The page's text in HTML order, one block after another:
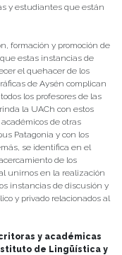
y estudiantes que están
formación y promoción de
que estas instancias de
el quehacer de los
de Aysén complican
los profesores de las
la UACh con estos
de otras
Patagonia y con los
se identifica en el
de los
unirnos en la realización
instancias de discusión y
y privado relacionados al
y académicas
de Lingüística y